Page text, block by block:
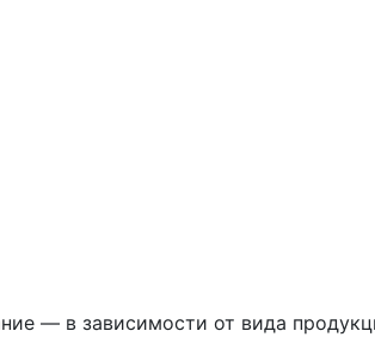
— в зависимости от вида